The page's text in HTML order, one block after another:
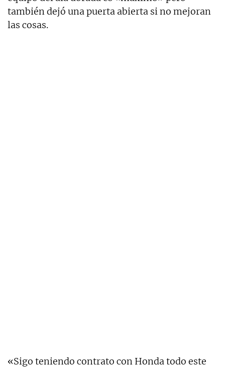
también dejó una puerta abierta si no mejoran
las cosas.
«Sigo teniendo contrato con Honda todo este